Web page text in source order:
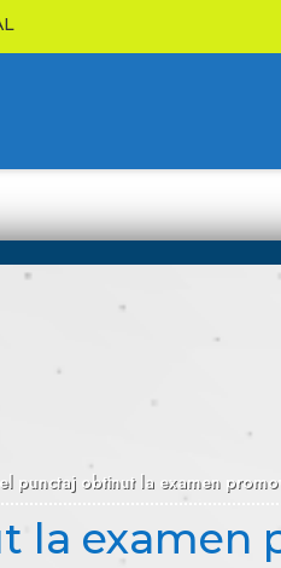
punctaj obtinut la examen
la examen